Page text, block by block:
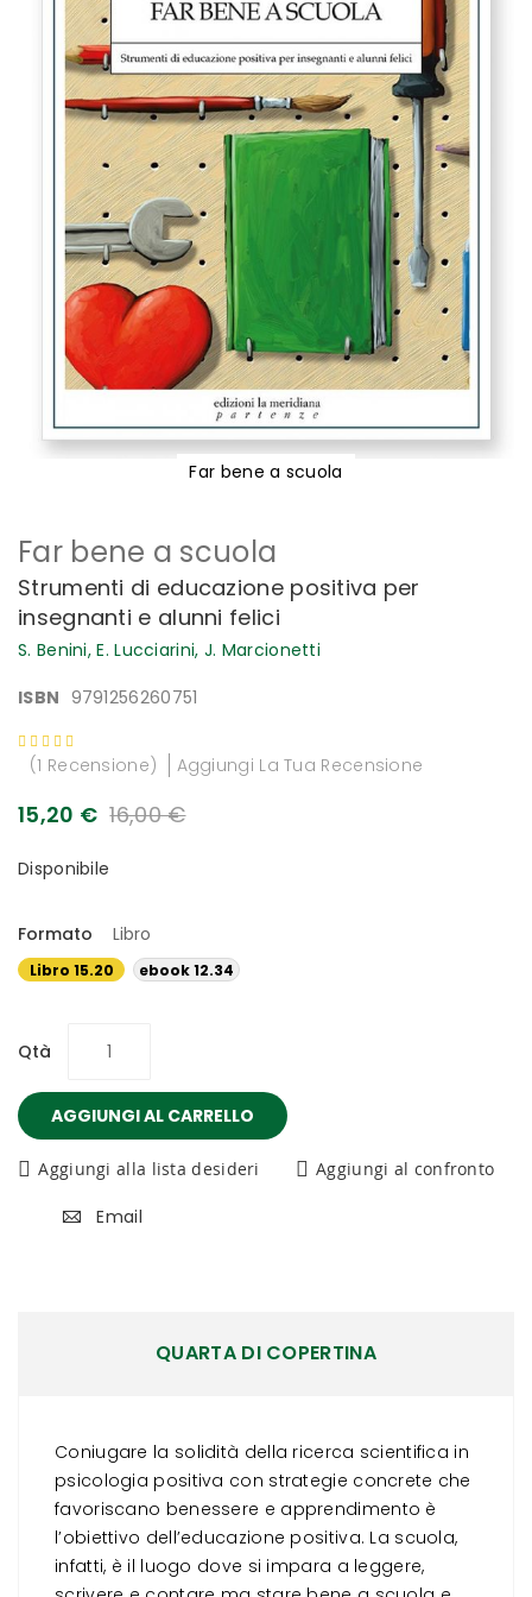
Far bene a scuola
Strumenti di educazione positiva per
insegnanti e alunni felici
S. Benini,E. Lucciarini, J. Marcionetti
ISBN 9791256260751
Valutazione:
80
% of100
1 Recensione Aggiungi La Tua Recensione
15,20 € 16,00 €
Disponibile
Formato Libro
Libro 15.20
ebook 12.34
Qtà
AGGIUNGI AL CARRELLO
Aggiungi alla lista desideri Aggiungi al confronto
Email
Far bene a scuola
all'inizio
galleria
di
immagini
QUARTA DI COPERTINA
Coniugare la solidità della ricerca scientifica in
psicologia positiva con strategie concrete che
favoriscano benessere e apprendimento è
l’obiettivo dell’educazione positiva. La scuola,
infatti, è il luogo dove si impara a leggere,